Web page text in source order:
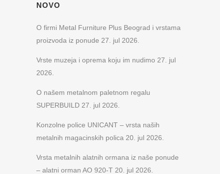
NOVO
O firmi Metal Furniture Plus Beograd i vrstama
proizvoda iz ponude 27. jul 2026.
Vrste muzeja i oprema koju im nudimo 27. jul
2026.
O našem metalnom paletnom regalu
SUPERBUILD 27. jul 2026.
Konzolne police UNICANT – vrsta naših
metalnih magacinskih polica 20. jul 2026.
Vrsta metalnih alatnih ormana iz naše ponude
– alatni orman AO 920-T 20. jul 2026.